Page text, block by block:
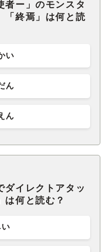
ー」のモンスタ
終焉」は何と読
い
ん
ん
ダイレクトアタッ
何と読む？